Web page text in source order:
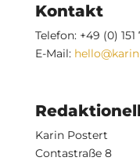
Kontakt
Telefon: +49 (0) 151
E-Mail:
Karin Postert
Contastraße 8